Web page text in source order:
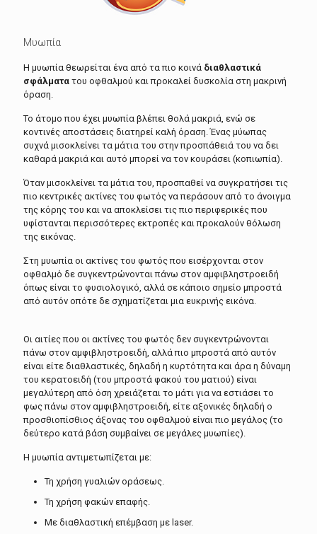
Μυωπία
Η μυωπία θεωρείται ένα από τα πιο κοινά διαθλαστικά
σφάλματα του οφθαλμού και προκαλεί δυσκολία στη μακρινή
όραση.
Το άτομο που έχει μυωπία βλέπει θολά μακριά, ενώ σε
κοντινές αποστάσεις διατηρεί καλή όραση. Ένας μύωπας
συχνά μισοκλείνει τα μάτια του στην προσπάθειά του να δει
καθαρά μακριά και αυτό μπορεί να τον κουράσει (κοπιωπία).
Όταν μισοκλείνει τα μάτια του, προσπαθεί να συγκρατήσει τις
πιο κεντρικές ακτίνες του φωτός να περάσουν από το άνοιγμα
της κόρης του και να αποκλείσει τις πιο περιφερικές που
υφίστανται περισσότερες εκτροπές και προκαλούν θόλωση
της εικόνας.
Στη μυωπία οι ακτίνες του φωτός που εισέρχονται στον
οφθαλμό δε συγκεντρώνονται πάνω στον αμφιβληστροειδή
όπως είναι το φυσιολογικό, αλλά σε κάποιο σημείο μπροστά
από αυτόν οπότε δε σχηματίζεται μια ευκρινής εικόνα.
Οι αιτίες που οι ακτίνες του φωτός δεν συγκεντρώνονται
πάνω στον αμφιβληστροειδή, αλλά πιο μπροστά από αυτόν
είναι είτε διαθλαστικές, δηλαδή η κυρτότητα και άρα η δύναμη
του κερατοειδή (του μπροστά φακού του ματιού) είναι
μεγαλύτερη από όση χρειάζεται το μάτι για να εστιάσει το
φως πάνω στον αμφιβληστροειδή, είτε αξονικές δηλαδή ο
προσθιοπίσθιος άξονας του οφθαλμού είναι πιο μεγάλος (το
δεύτερο κατά βάση συμβαίνει σε μεγάλες μυωπίες).
H μυωπία αντιμετωπίζεται με:
Τη χρήση γυαλιών οράσεως.
Τη χρήση φακών επαφής.
Με διαθλαστική επέμβαση με laser.